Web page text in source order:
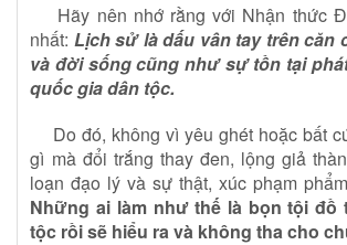
Hãy nên nhớ rằng với Nhận thức
nhất: Lịch sử là dấu vân tay trên căn
và đời sống cũng như sự tồn tại
quốc gia dân tộc.
Do đó, không vì yêu ghét hoặc bất
gì mà đổi trắng thay đen, lộng giả
loạn đạo lý và sự thật, xúc phạm
Những ai làm như thế là bọn tội đồ
tộc rồi sẽ hiểu ra và không tha cho